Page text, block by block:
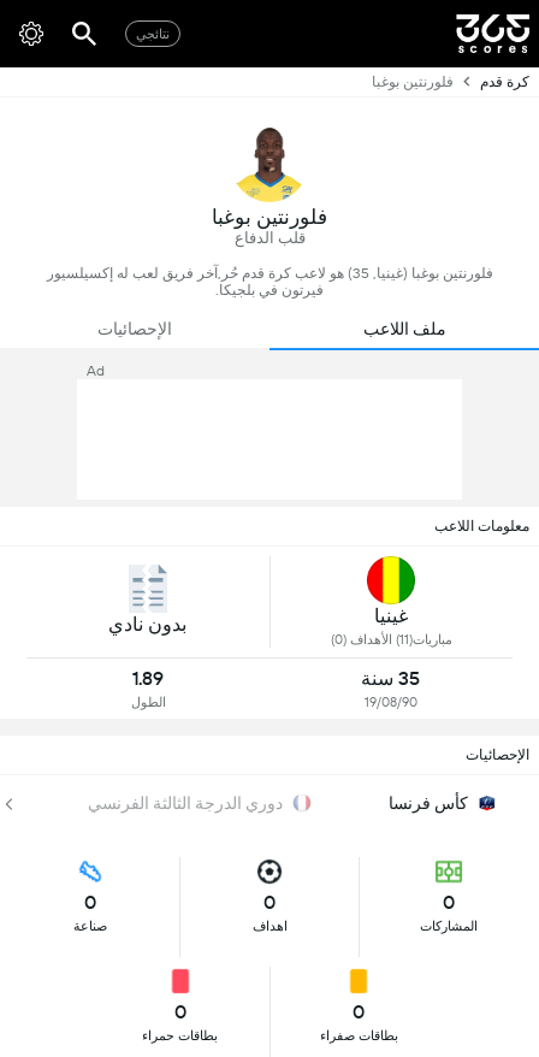
نتائجي
كرة قدم فلورنتين بوغبا
فلورنتين بوغبا
قلب الدفاع
فلورنتين بوغبا (غينيا, 35) هو لاعب كرة قدم حُر,آخر فريق لعب له إكسيلسيور
فيرتون في بلجيكا.
ملف اللاعب الإحصائيات
Ad
معلومات اللاعب
غينيا
مباريات(11) الأهداف (0)
بدون نادي
35 سنة
19/08/90
1.89
الطول
الإحصائيات
كأس فرنسا دوري الدرجة الثالثة الفرنسي
0
المشاركات
0
اهداف
0
صناعة
0
بطاقات صفراء
0
بطاقات حمراء